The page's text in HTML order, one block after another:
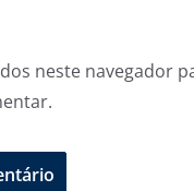
neste navegador